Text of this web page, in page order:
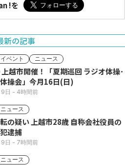
!を
新の記事
イベント ニュース
越市開催！「夏期巡回 ラジオ体操･
操会」今月16日(日)
日 - 4時間前
ニュース
の疑い 上越市28歳 自称会社役員の
逮捕
日 - 7時間前
ニュース